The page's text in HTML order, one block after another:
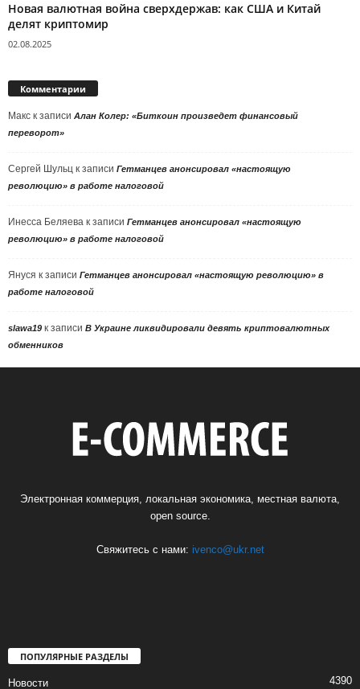
Новая валютная война сверхдержав: как США и Китай
делят криптомир
02.08.2025
Комментарии
Макс к записи Алан Колер: «Биткоин произведет финансовый
переворот»
Сергей Шульц к записи Гетманцев анонсировал «настоящую
революцию» в работе налоговой
Инесса Беляева к записи Гетманцев анонсировал «настоящую
революцию» в работе налоговой
Януся к записи Гетманцев анонсировал «настоящую революцию» в
работе налоговой
slawa19 к записи В Украине ликвидировали девять криптовалютных
обменников
Электронная коммерция, локальная экономика, местная валюта,
open source.
Свяжитесь с нами: ivenco@ukr.net
ПОПУЛЯРНЫЕ РАЗДЕЛЫ
Новости 4390